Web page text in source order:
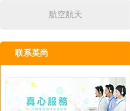
航空航天
联系英尚